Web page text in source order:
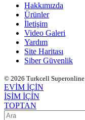
Hakkımızda
Ürünler
İletişim
Video Galeri
Yardım
Site Haritası
Siber Güvenlik
© 2026 Turkcell Superonline
EVİM İÇİN
İŞİM İÇİN
TOPTAN